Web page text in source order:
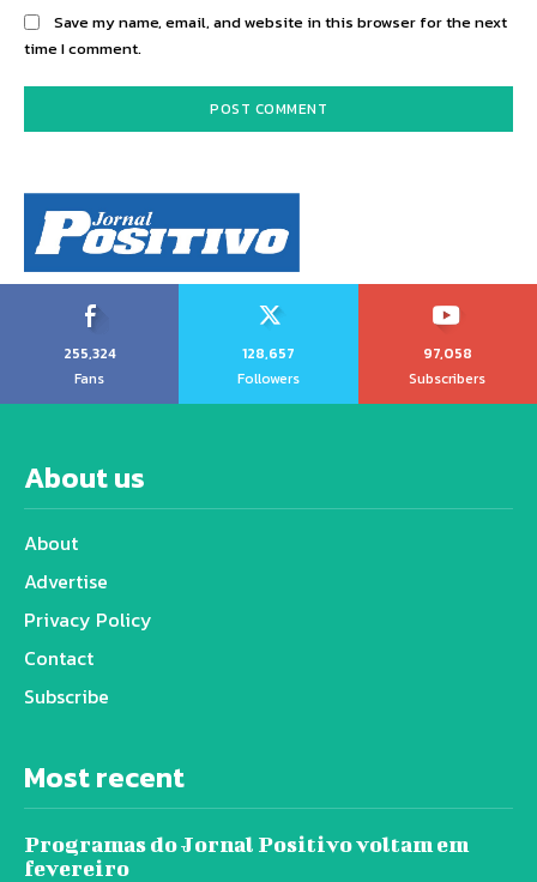
Save my name, email, and website in this browser for the next
time I comment.
255,324
Fans
128,657
Followers
97,058
Subscribers
About us
About
Advertise
Privacy Policy
Contact
Subscribe
Most recent
Programas do Jornal Positivo voltam em
fevereiro